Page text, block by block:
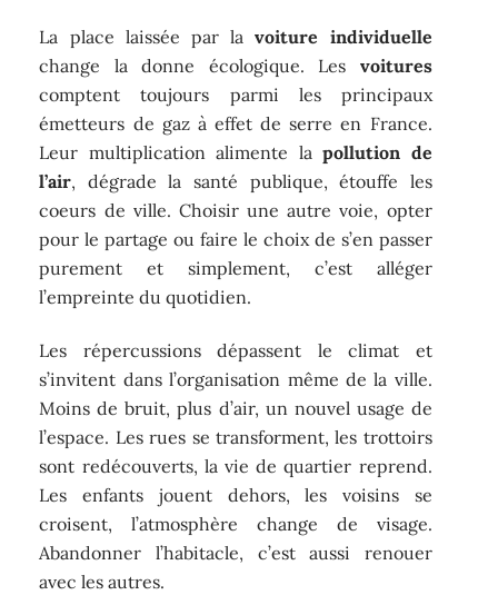
La place laissée par lavoiture individuelle
change la donne écologique. Les voitures
comptent toujours parmi les principaux
émetteurs de gaz à effet de serre en France.
Leur multiplication alimente lapollution de
l’air, dégrade la santé publique, étouffe les
coeurs de ville. Choisir une autre voie, opter
pour le partage ou faire le choix de s’en passer
purement et simplement, c’est alléger
l’empreinte du quotidien.
Les répercussions dépassent le climat et
s’invitent dans l’organisation même de la ville.
Moins de bruit, plus d’air, un nouvel usage de
l’espace. Les rues se transforment, les trottoirs
sont redécouverts, la vie de quartier reprend.
Les enfants jouent dehors, les voisins se
croisent, l’atmosphère change de visage.
Abandonner l’habitacle, c’est aussi renouer
avec les autres.